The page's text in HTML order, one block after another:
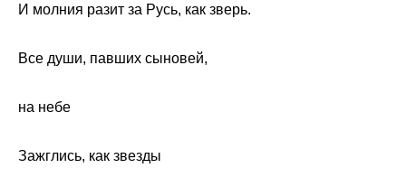
И молния разит за Русь, как зверь.
Все души, павших сыновей,
на небе
Зажглись, как звезды